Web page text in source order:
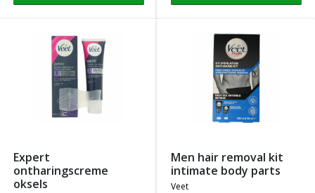
expert
ontharingscreme
oksels
men hair removal kit
intimate body parts
veet